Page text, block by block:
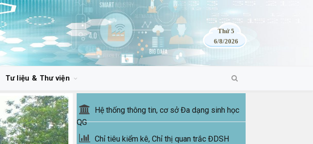
Thứ 5
6/8/2026
Tư liệu & Thư viện
Hệ thống thông tin, cơ sở Đa dạng sinh học
QG
Chỉ tiêu kiểm kê, Chỉ thị quan trắc ĐDSH